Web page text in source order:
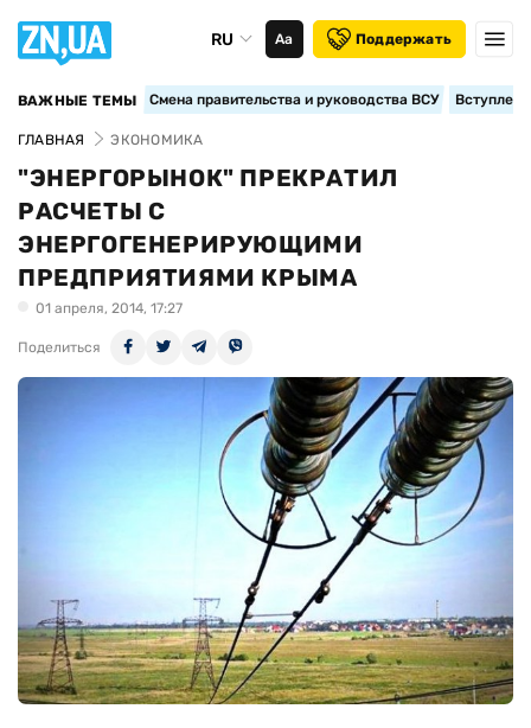
RU Аа Поддержать
ВАЖНЫЕ ТЕМЫ Смена правительства и руководства ВСУ
ГЛАВНАЯ ЭКОНОМИКА
"ЭНЕРГОРЫНОК" ПРЕКРАТИЛ
РАСЧЕТЫ С
ЭНЕРГОГЕНЕРИРУЮЩИМИ
ПРЕДПРИЯТИЯМИ КРЫМА
01 апреля, 2014, 17:27
Поделиться